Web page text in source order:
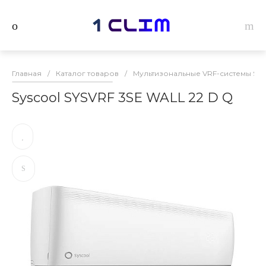
Главная / Каталог товаров / Мультизональные VRF-системы
Syscool SYSVRF 3SE WALL 22 D Q